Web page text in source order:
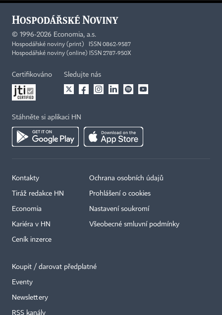
© 1996-2026 Economia, a.s.
Hospodářské noviny (print) ISSN 0862-9587
Hospodářské noviny (online) ISSN 2787-950X
Certifikováno Sledujte nás
Stáhněte si aplikaci HN
Kontakty
Tiráž redakce HN
Economia
Kariéra v HN
Ceník inzerce
Ochrana osobních údajů
Prohlášení o cookies
Nastavení soukromí
Všeobecné smluvní podmínky
Koupit / darovat předplatné
Eventy
Newslettery
RSS kanály